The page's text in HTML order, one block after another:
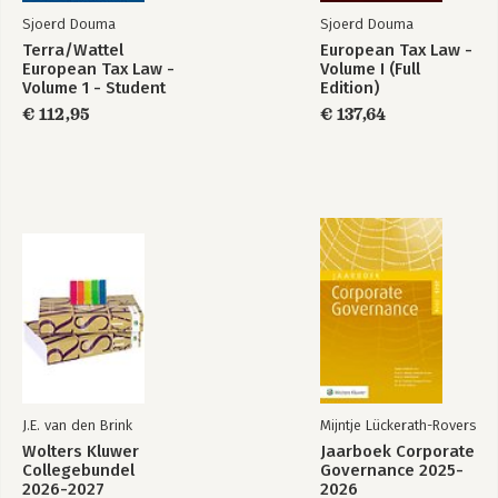
Division of Tax Jurisdiction; Double Tax Relief Mechanisms; Tax
Treaty Issues
Update by Otto Marres
Corporate Income Taxation
CHAPTER 11
Cross-Border Dividend Taxation
Update by Hein Vermeulen
CHAPTER 12
CHAPTER 13
Individual Income Taxation
Sjoerd Douma
Terra/Wattel
European Tax Law -
Volume 1 - Student
edition
€ 112,95
Sjoerd Douma
European Tax Law -
Volume I (Full
Edition)
€ 137,64
J.E. van den Brink
Wolters Kluwer
Collegebundel
2026-2027
Mijntje Lückerath-Rovers
Jaarboek Corporate
Governance 2025-
2026